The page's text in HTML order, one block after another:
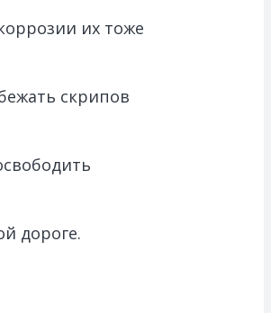
их тоже
скрипов
дороге.